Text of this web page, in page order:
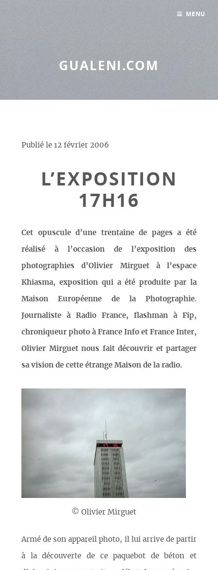
GUALENI.COM
Publié le 12 février 2006
L’EXPOSITION
17H16
Cet opuscule d’une trentaine de pages a été
réalisé à l’occasion de l’exposition des
photographies d’Olivier Mirguet à l’espace
Khiasma, exposition qui a été produite par la
Maison Européenne de la Photographie.
Journaliste à Radio France, flashman à Fip,
chroniqueur photo à France Info et France Inter,
Olivier Mirguet nous fait découvrir et partager
sa vision de cette étrange Maison de la radio.
© Olivier Mirguet
Armé de son appareil photo, il lui arrive de partir
à la découverte de ce paquebot de béton et
MENU